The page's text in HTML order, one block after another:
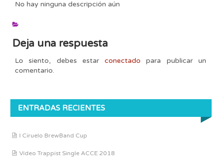
No hay ninguna descripción aún
Deja una respuesta
Lo siento, debes estarconectado para publicar un
comentario.
ENTRADAS RECIENTES
I Ciruelo BrewBand Cup
Vídeo Trappist Single ACCE 2018